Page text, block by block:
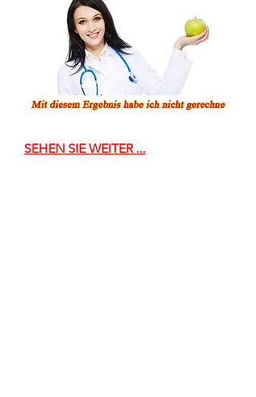
SEHEN SIE WEITER ...